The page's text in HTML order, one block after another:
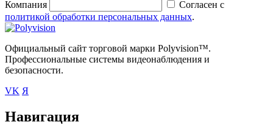
Компания
Согласен с
политикой обработки персональных данных.
Официальный сайт торговой марки Polyvision™.
Профессиональные системы видеонаблюдения и
безопасности.
VK Я
Навигация